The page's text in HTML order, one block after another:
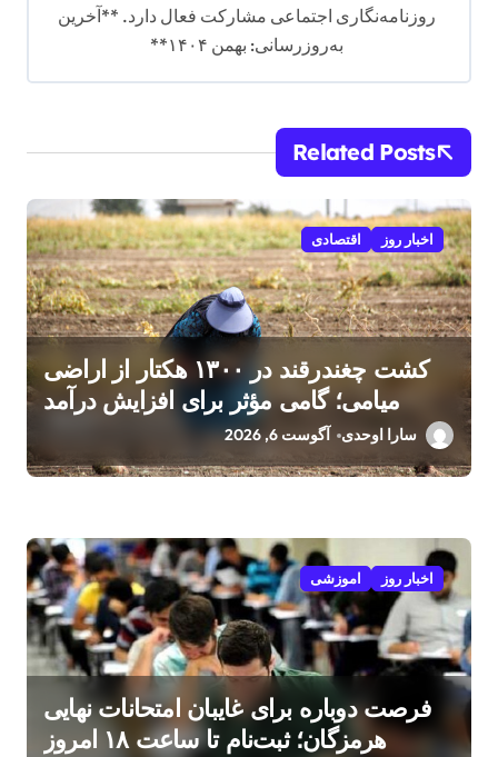
روزنامه‌نگاری اجتماعی مشارکت فعال دارد. **آخرین
به‌روزرسانی: بهمن ۱۴۰۴**
Related Posts
اخبار روز اقتصادی
کشت چغندرقند در ۱۳۰۰ هکتار از اراضی
میامی؛ گامی مؤثر برای افزایش درآمد
سارا اوحدی آگوست 6, 2026
اخبار روز اموزشی
فرصت دوباره برای غایبان امتحانات نهایی
هرمزگان؛ ثبت‌نام تا ساعت ۱۸ امروز